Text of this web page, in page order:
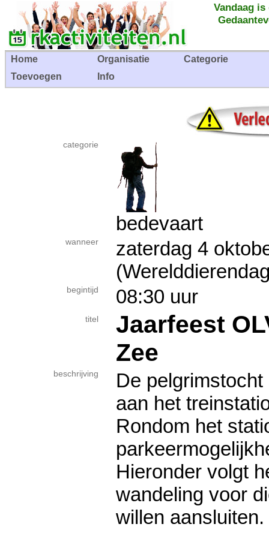
Vandaag
Home Organisatie
Categorie
Toevoegen
Info
categorie
bedevaart
wanneer
zaterdag 4
begintijd 08:30 uur
titel
Jaarfeest
Zee
beschrijving
De
aan het
Rondom het
Hieronder volgt
wandeling voor
willen aansluiten.